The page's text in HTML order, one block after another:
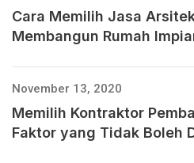
Cara Memilih Jasa
Membangun Rumah
November 13, 2020
Memilih Kontraktor
Faktor yang Tidak Boleh